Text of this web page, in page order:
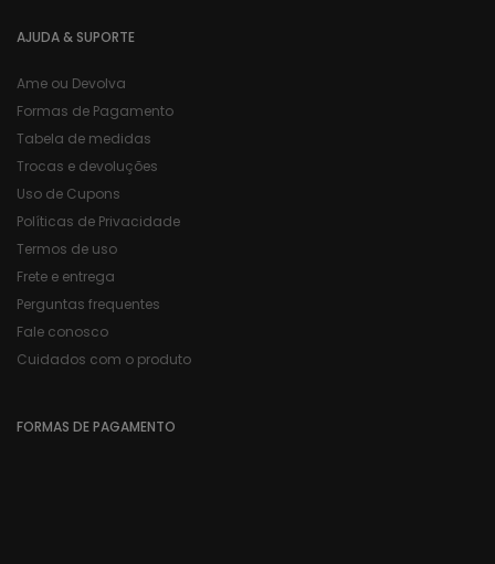
AJUDA & SUPORTE
Ame ou Devolva
Formas de Pagamento
Tabela de medidas
Trocas e devoluções
Uso de Cupons
Políticas de Privacidade
Termos de uso
Frete e entrega
Perguntas frequentes
Fale conosco
Cuidados com o produto
FORMAS DE PAGAMENTO